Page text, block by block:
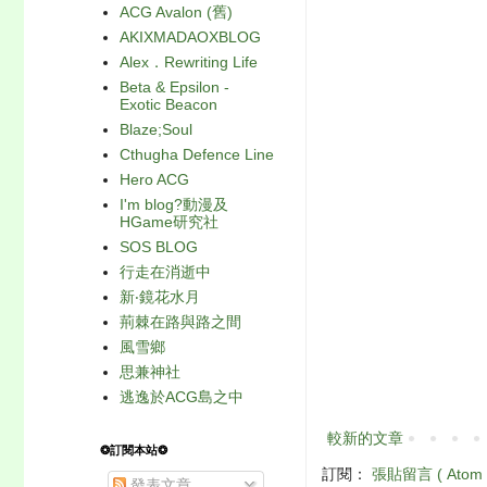
較新的文章
訂閱： 張貼留言 ( Atom
ACG Avalon (舊)
AKIXMADAOXBLOG
Alex．Rewriting Life
Beta & Epsilon -
Exotic Beacon
Blaze;Soul
Cthugha Defence Line
Hero ACG
I'm blog?動漫及
HGame研究社
SOS BLOG
行走在消逝中
新‧鏡花水月
荊棘在路與路之間
風雪鄉
思兼神社
逃逸於ACG島之中
❂訂閱本站❂